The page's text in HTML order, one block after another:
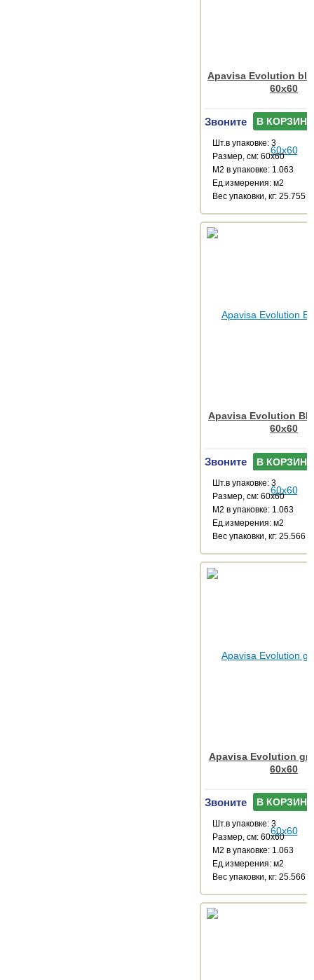
Apavisa Evolution
60x60
Звоните В КОРЗИНУ
Шт.в упаковке: 3
Размер, см: 60x60
М2 в упаковке: 1.063
Ед.измерения: м2
Веc упаковки, кг: 25.755
Apavisa Evolution
60x60
Звоните В КОРЗИНУ
Шт.в упаковке: 3
Размер, см: 60x60
М2 в упаковке: 1.063
Ед.измерения: м2
Веc упаковки, кг: 25.566
Apavisa Evolution
60x60
Звоните В КОРЗИНУ
Шт.в упаковке: 3
Размер, см: 60x60
М2 в упаковке: 1.063
Ед.измерения: м2
Веc упаковки, кг: 25.566